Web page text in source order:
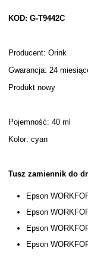
KOD: G-T9442C
Producent: Orink
Gwarancja: 24
Produkt nowy
Pojemność: 40 ml
Kolor: cyan
Tusz zamiennik do
Epson
Epson
Epson
Epson